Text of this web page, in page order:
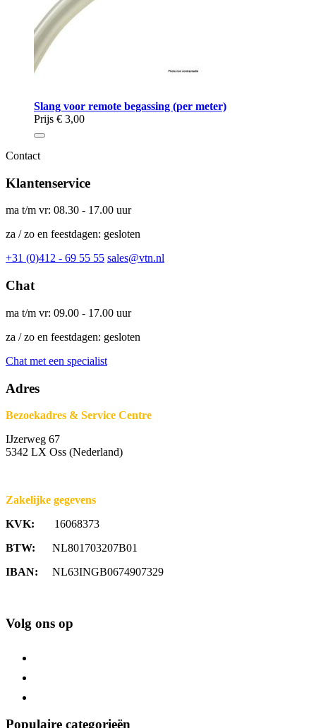
Slang voor remote begassing (per meter)
Prijs € 3,00
Contact
Klantenservice
ma t/m vr: 08.30 - 17.00 uur
za / zo en feestdagen: gesloten
+31 (0)412 - 69 55 55 sales@vtn.nl
Chat
ma t/m vr: 09.00 - 17.00 uur
za / zo en feestdagen: gesloten
Chat met een specialist
Adres
Bezoekadres & Service Centre
IJzerweg 67
5342 LX Oss (Nederland)
Zakelijke gegevens
KVK: 16068373
BTW: NL801703207B01
IBAN: NL63INGB0674907329
Volg ons op
Populaire categorieën